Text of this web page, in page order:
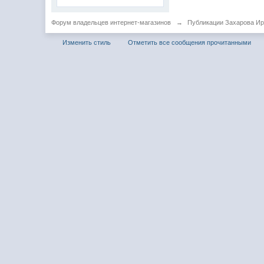
Форум владельцев интернет-магазинов → Публикации Захарова
Изменить стиль Отметить все сообщения прочитанными